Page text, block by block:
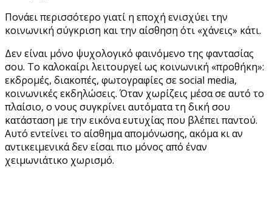
Πονάει περισσότερο γιατί η εποχή ενισχύει την
κοινωνική σύγκριση και την αίσθηση ότι «χάνεις» κάτι.
Δεν είναι μόνο ψυχολογικό φαινόμενο της φαντασίας
σου. Το καλοκαίρι λειτουργεί ως κοινωνική «προθήκη»:
εκδρομές, διακοπές, φωτογραφίες σε social media,
κοινωνικές εκδηλώσεις. Όταν χωρίζεις μέσα σε αυτό το
πλαίσιο, ο νους συγκρίνει αυτόματα τη δική σου
κατάσταση με την εικόνα ευτυχίας που βλέπει παντού.
Αυτό εντείνει το αίσθημα απομόνωσης, ακόμα κι αν
αντικειμενικά δεν είσαι πιο μόνος από έναν
χειμωνιάτικο χωρισμό.